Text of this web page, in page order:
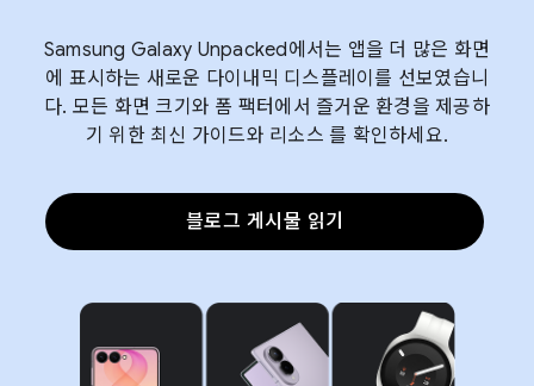
Samsung Galaxy Unpacked에서는 앱을 더 많은 화면
에 표시하는 새로운 다이내믹 디스플레이를 선보였습니
다. 모든 화면 크기와 폼 팩터에서 즐거운 환경을 제공하
기 위한 최신 가이드와 리소스 를 확인하세요.
블로그 게시물 읽기